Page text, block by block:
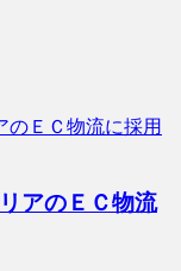
アのＥＣ物流